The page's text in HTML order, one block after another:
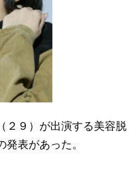
９）が出演する美容脱
表があった。